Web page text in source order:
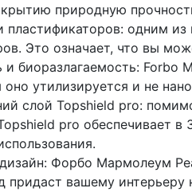
природную
пластификаторов: одним
Это означает, что вы
и биоразлагаемость: Forbo
оно утилизируется и не
слой Topshield pro:
pro обеспечивает
Форбо Мармолеум
придаст вашему